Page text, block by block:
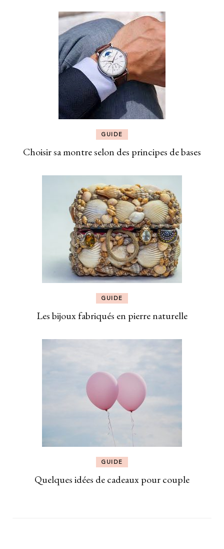
GUIDE
Choisir sa montre selon des principes de bases
GUIDE
Les bijoux fabriqués en pierre naturelle
GUIDE
Quelques idées de cadeaux pour couple